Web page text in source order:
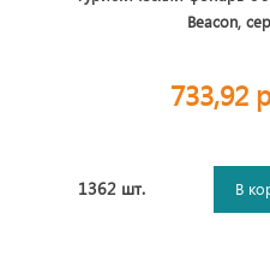
Beacon,
733,92
1362 шт. В